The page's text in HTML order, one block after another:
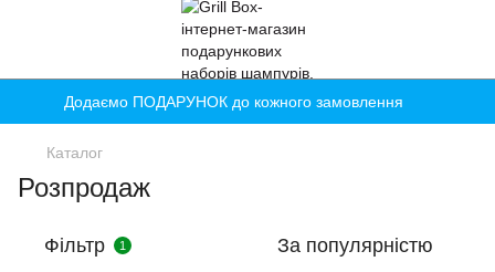
Додаємо ПОДАРУНОК до кожного замовлення
Каталог
Розпродаж
Фільтр 1 За популярністю